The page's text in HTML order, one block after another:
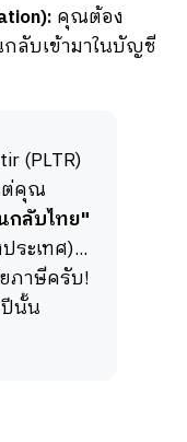
คุณต้อง
ลับเข้ามาในบัญชี
(PLTR)
ต่คุณ
กลับไทย"
ระเทศ)...
ภาษีครับ!
นั้น